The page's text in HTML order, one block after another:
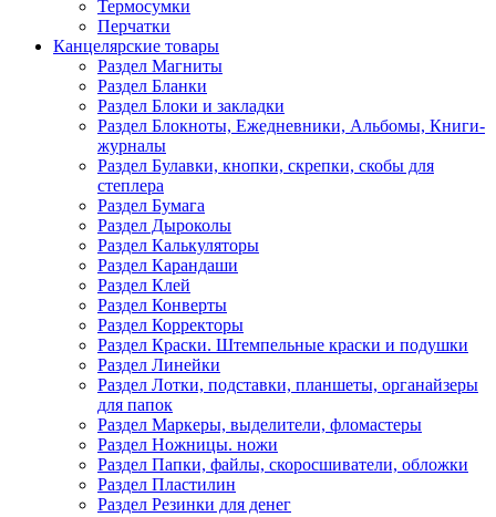
Термосумки
Перчатки
Канцелярские товары
Раздел Магниты
Раздел Бланки
Раздел Блоки и закладки
Раздел Блокноты, Ежедневники, Альбомы, Книги-
журналы
Раздел Булавки, кнопки, скрепки, скобы для
степлера
Раздел Бумага
Раздел Дыроколы
Раздел Калькуляторы
Раздел Карандаши
Раздел Клей
Раздел Конверты
Раздел Корректоры
Раздел Краски. Штемпельные краски и подушки
Раздел Линейки
Раздел Лотки, подставки, планшеты, органайзеры
для папок
Раздел Маркеры, выделители, фломастеры
Раздел Ножницы. ножи
Раздел Папки, файлы, скоросшиватели, обложки
Раздел Пластилин
Раздел Резинки для денег